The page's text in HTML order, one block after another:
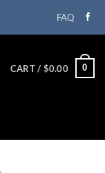
FAQ
CART / $0.00 0